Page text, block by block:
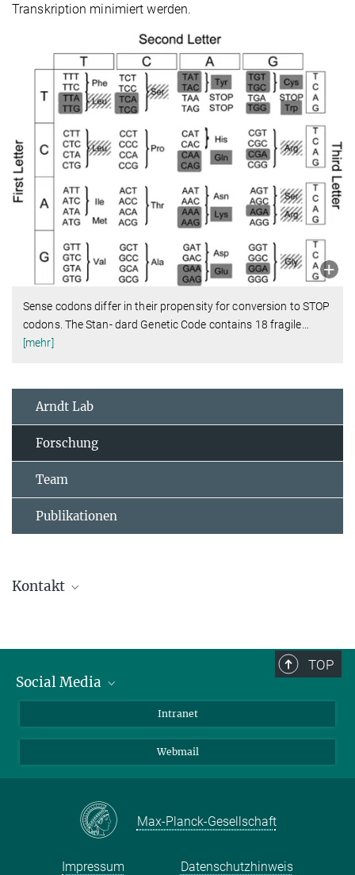
Transkription minimiert werden.
Sense codons differ in their propensity for conversion to STOP
codons. The Stan- dard Genetic Code contains 18 fragile…
[mehr]
Arndt Lab
Forschung
Team
Publikationen
Kontakt
TOP
Social Media
LinkedIn
Intranet
Webmail
Max-Planck-Gesellschaft
Impressum Datenschutzhinweis